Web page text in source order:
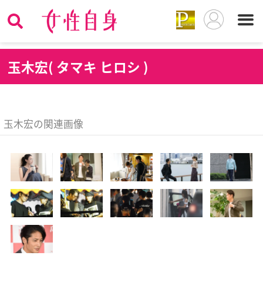
玉木宏( タマキ ヒロシ )
玉木宏の関連画像